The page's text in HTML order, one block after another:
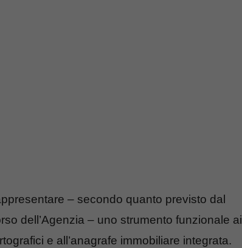
– secondo quanto previsto dal
dell’Agenzia – uno strumento funzionale ai
e all’anagrafe immobiliare integrata.